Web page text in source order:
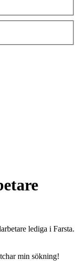
lediga i Farsta.
min sökning!